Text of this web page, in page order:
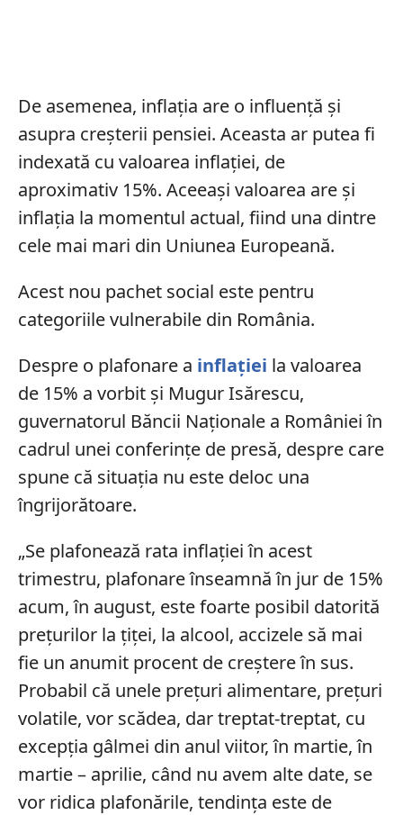
De asemenea, inflația are o influență și
asupra creșterii pensiei. Aceasta ar putea fi
indexată cu valoarea inflației, de
aproximativ 15%. Aceeași valoarea are și
inflația la momentul actual, fiind una dintre
cele mai mari din Uniunea Europeană.
Acest nou pachet social este pentru
categoriile vulnerabile din România.
Despre o plafonare a inflației la valoarea
de 15% a vorbit și Mugur Isărescu,
guvernatorul Băncii Naționale a României în
cadrul unei conferințe de presă, despre care
spune că situația nu este deloc una
îngrijorătoare.
„Se plafonează rata inflaţiei în acest
trimestru, plafonare înseamnă în jur de 15%
acum, în august, este foarte posibil datorită
preţurilor la ţiţei, la alcool, accizele să mai
fie un anumit procent de creştere în sus.
Probabil că unele preţuri alimentare, preţuri
volatile, vor scădea, dar treptat-treptat, cu
excepţia gâlmei din anul viitor, în martie, în
martie – aprilie, când nu avem alte date, se
vor ridica plafonările, tendinţa este de